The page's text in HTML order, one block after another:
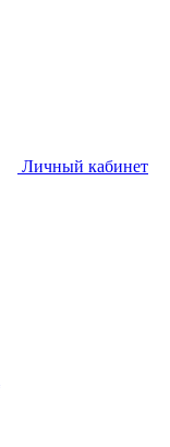
Личный кабинет